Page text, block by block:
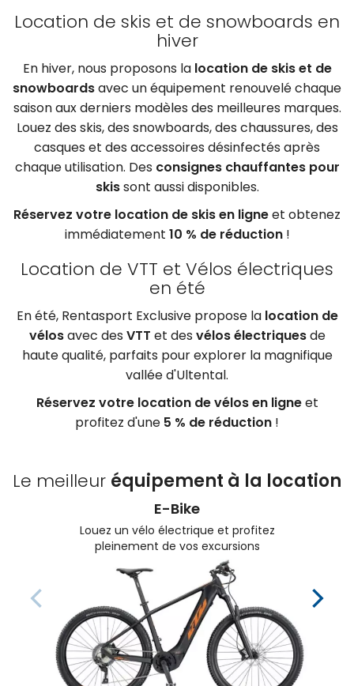
Location de skis et de snowboards en
hiver
En hiver, nous proposons la location de skis et de
snowboardsavec un équipement renouvelé chaque
saison aux derniers modèles des meilleures marques.
Louez des skis, des snowboards, des chaussures, des
casques et des accessoires désinfectés après
chaque utilisation. Des consignes chauffantes pour
skissont aussi disponibles.
Réservez votre location de skis en ligneet obtenez
immédiatement 10 % de réduction!
Location de VTT et Vélos électriques
en été
En été, Rentasport Exclusive propose la location de
vélosavec des VTT et des vélos électriquesde
haute qualité, parfaits pour explorer la magnifique
vallée d'Ultental.
Réservez votre location de vélos en ligneet
profitez d'une 5 % de réduction !
Le meilleur équipement à la location
E-Bike
Louez un vélo électrique et profitez
pleinement de vos excursions